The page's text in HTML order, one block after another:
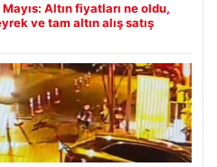
Altın fiyatları ne oldu,
ve tam altın alış satış